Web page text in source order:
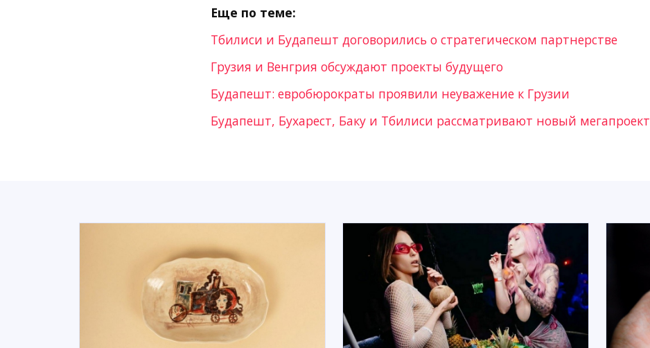
Еще по теме:
Тбилиси и Будапешт договорились о стратегическом партнерстве
Грузия и Венгрия обсуждают проекты будущего
Будапешт: евробюрократы проявили неуважение к Грузии
Будапешт, Бухарест, Баку и Тбилиси рассматривают новый мегапроект